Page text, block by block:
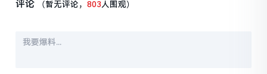
评论 （暂无评论，803人围观）